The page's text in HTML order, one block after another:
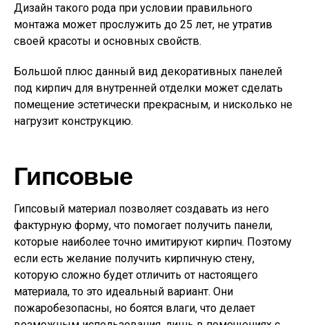
Дизайн такого рода при условии правильного
монтажа может прослужить до 25 лет, не утратив
своей красоты и основных свойств.
Большой плюс данный вид декоративных панелей
под кирпич для внутренней отделки может сделать
помещение эстетически прекрасным, и нисколько не
нагрузит конструкцию.
Гипсовые
Гипсовый материал позволяет создавать из него
фактурную форму, что помогает получить панели,
которые наиболее точно имитируют кирпич. Поэтому
если есть желание получить кирпичную стену,
которую сложно будет отличить от настоящего
материала, то это идеальный вариант. Они
пожаробезопасны, но боятся влаги, что делает